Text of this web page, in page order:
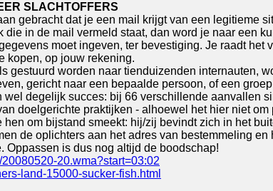
SLACHTOFFERS
gebracht dat je een mail krijgt van een legitieme
in de mail vermeld staat, dan word je naar een
moet ingeven, ter bevestiging. Je raadt
kopen, op jouw rekening.
worden naar tienduizenden internauten,
gericht naar een bepaalde persoon, of een
degelijk succes: bij 66 verschillende aanvallen
doelgerichte praktijken - alhoewel het hier niet
om bijstand smeekt: hij/zij bevindt zich in het
de oplichters aan het adres van bestemmeling
Oppassen is dus nog altijd de boodschap!
20.wma?start=03:02
land-15000-sucker-fish.html